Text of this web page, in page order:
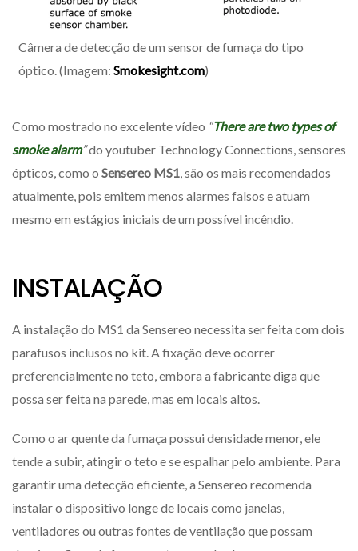
Câmera de detecção de um sensor de fumaça do tipo
óptico. (Imagem: Smokesight.com)
Como mostrado no excelente vídeo “There are two types of
smoke alarm”do youtuber Technology Connections, sensores
ópticos, como o Sensereo MS1, são os mais recomendados
atualmente, pois emitem menos alarmes falsos e atuam
mesmo em estágios iniciais de um possível incêndio.
INSTALAÇÃO
A instalação do MS1 da Sensereo necessita ser feita com dois
parafusos inclusos no kit. A fixação deve ocorrer
preferencialmente no teto, embora a fabricante diga que
possa ser feita na parede, mas em locais altos.
Como o ar quente da fumaça possui densidade menor, ele
tende a subir, atingir o teto e se espalhar pelo ambiente. Para
garantir uma detecção eficiente, a Sensereo recomenda
instalar o dispositivo longe de locais como janelas,
ventiladores ou outras fontes de ventilação que possam